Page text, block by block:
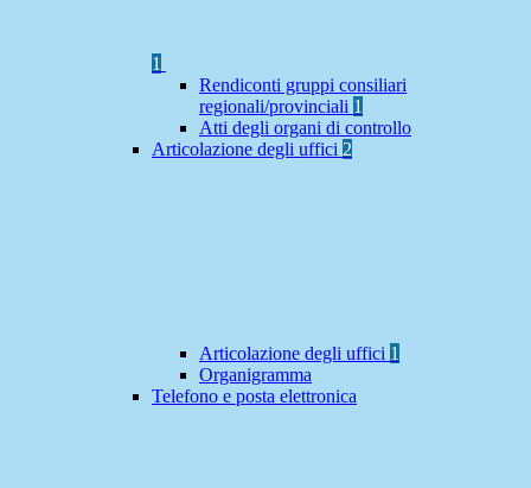
1
Rendiconti gruppi consiliari
regionali/provinciali 1
Atti degli organi di controllo
Articolazione degli uffici 2
Articolazione degli uffici 1
Organigramma
Telefono e posta elettronica